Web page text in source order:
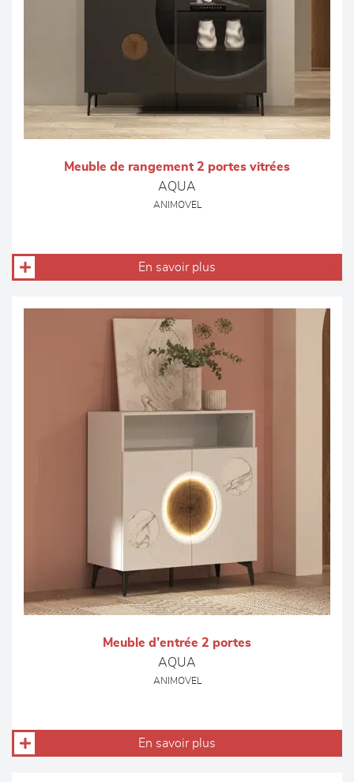
Meuble de rangement 2 portes vitrées
AQUA
ANIMOVEL
En savoir plus
Meuble d’entrée 2 portes
AQUA
ANIMOVEL
En savoir plus